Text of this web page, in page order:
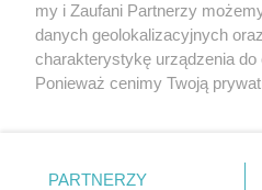
Nasze
Aktualności
Tcz24
Historia miasta
my i Zaufani Partnerzy
danych geolokalizacyjnych
charakterystykę urządzenia do
Ponieważ cenimy Twoją
znajdujący się w lewym
PARTNERZY